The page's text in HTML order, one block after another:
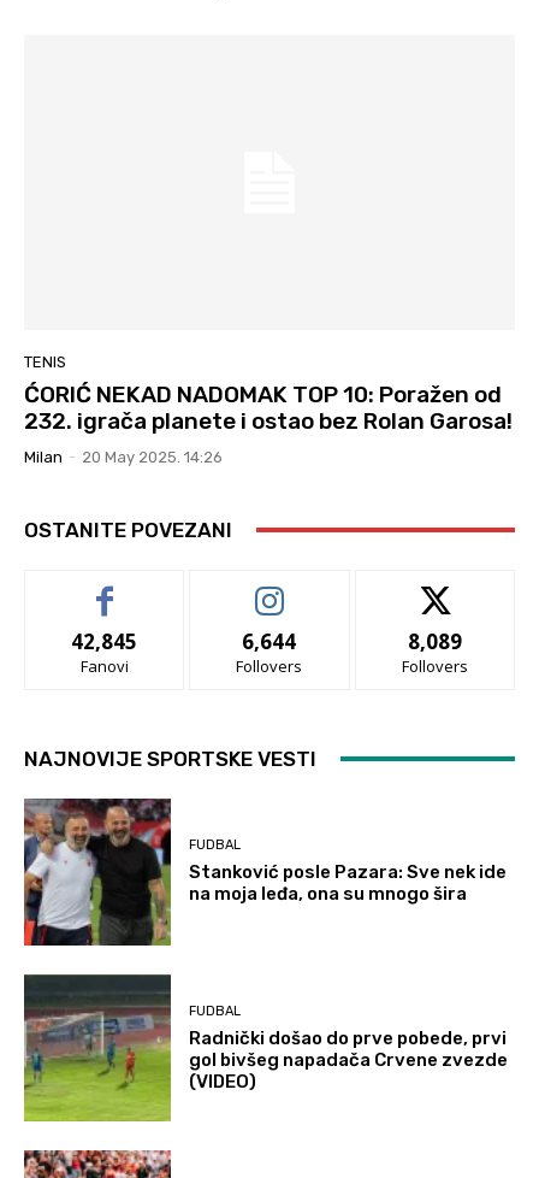
TENIS
ĆORIĆ NEKAD NADOMAK TOP 10: Poražen od
232. igrača planete i ostao bez Rolan Garosa!
Milan - 20 May 2025. 14:26
OSTANITE POVEZANI
42,845
Fanovi
6,644
Follovers
8,089
Follovers
NAJNOVIJE SPORTSKE VESTI
FUDBAL
Stanković posle Pazara: Sve nek ide
na moja leđa, ona su mnogo šira
FUDBAL
Radnički došao do prve pobede, prvi
gol bivšeg napadača Crvene zvezde
(VIDEO)